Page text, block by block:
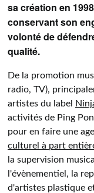
sa création en
conservant son
volonté de
qualité.
De la promotion
radio, TV),
artistes du label
activités de Ping
pour en faire une
culturel à part
la supervision
l'évènementiel, la
d'artistes plastique